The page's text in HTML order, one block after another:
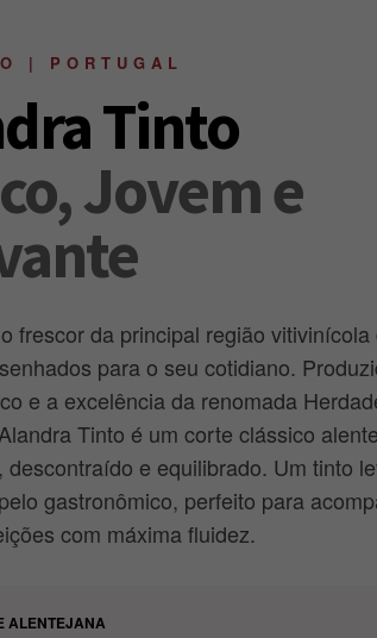
| PORTUGAL
Tinto
Jovem e
frescor da principal região vitivinícola
para o seu cotidiano.
e a excelência da renomada
Tinto é um corte clássico
descontraído e equilibrado. Um tinto
gastronômico, perfeito para
com máxima fluidez.
ALENTEJANA